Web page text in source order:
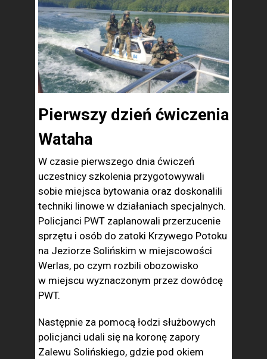
Pierwszy dzień ćwiczenia
Wataha
W czasie pierwszego dnia ćwiczeń
uczestnicy szkolenia przygotowywali
sobie miejsca bytowania oraz doskonalili
techniki linowe w działaniach specjalnych.
Policjanci PWT zaplanowali przerzucenie
sprzętu i osób do zatoki Krzywego Potoku
na Jeziorze Solińskim w miejscowości
Werlas, po czym rozbili obozowisko
w miejscu wyznaczonym przez dowódcę
PWT.
Następnie za pomocą łodzi służbowych
policjanci udali się na koronę zapory
Zalewu Solińskiego, gdzie pod okiem